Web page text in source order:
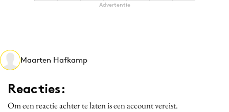
Martech
Media
Merkstrategie
PR
Programmatic
Advertentie
Maarten Hafkamp
Reacties:
Om een reactie achter te laten is een account vereist.